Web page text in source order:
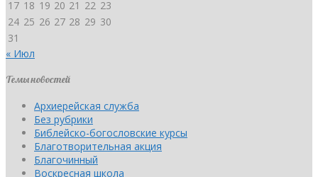
17 18 19 20 21 22 23
24 25 26 27 28 29 30
31
« Июл
Темы новостей
Архиерейская служба
Без рубрики
Библейско-богословские курсы
Благотворительная акция
Благочинный
Воскресная школа